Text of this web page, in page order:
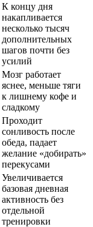
К концу дня
накапливается
несколько тысяч
дополнительных
шагов почти без
усилий
Мозг работает
яснее, меньше тяги
к лишнему кофе и
сладкому
Проходит
сонливость после
обеда, падает
желание «добирать»
перекусами
Увеличивается
базовая дневная
активность без
отдельной
тренировки